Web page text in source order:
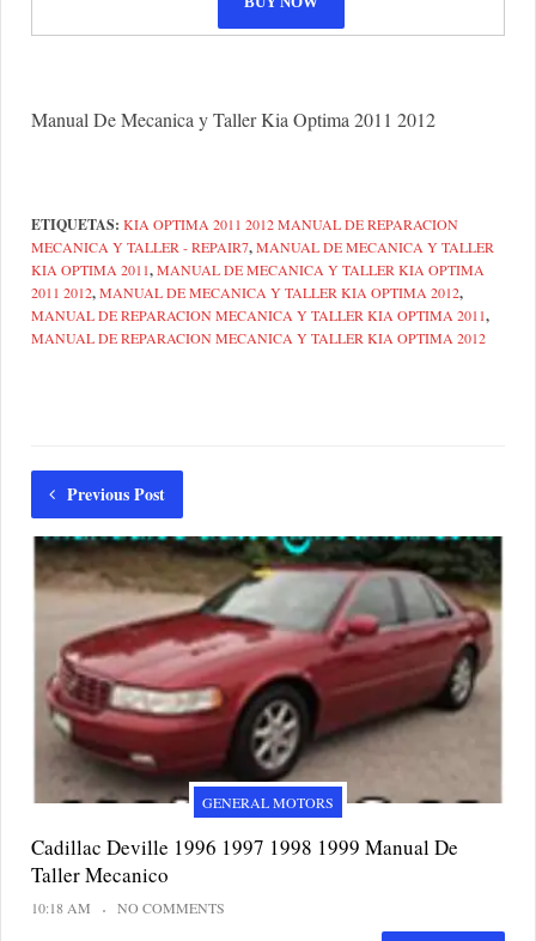
Manual De Mecanica y Taller Kia Optima 2011 2012
ETIQUETAS: KIA OPTIMA 2011 2012 MANUAL DE REPARACION
MECANICA Y TALLER - REPAIR7,MANUAL DE MECANICA Y TALLER
KIA OPTIMA 2011,MANUAL DE MECANICA Y TALLER KIA OPTIMA
2011 2012,MANUAL DE MECANICA Y TALLER KIA OPTIMA 2012,
MANUAL DE REPARACION MECANICA Y TALLER KIA OPTIMA 2011,
MANUAL DE REPARACION MECANICA Y TALLER KIA OPTIMA 2012
Previous Post
GENERAL MOTORS
Cadillac Deville 1996 1997 1998 1999 Manual De
Taller Mecanico
10:18 AM NO COMMENTS